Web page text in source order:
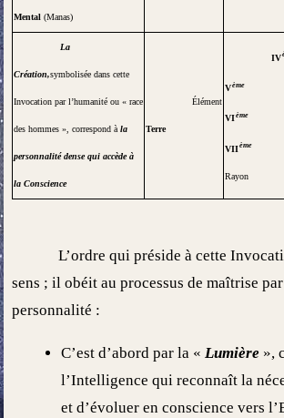
Mental (Manas)
La
Création,symbolisée dans cette
Invocation par l’humanité ou « race
des hommes », correspond àla
personnalité dense qui accède à
la Conscience
Élément
Terre
IV
Vème
VIème
VIIème
Rayon
L’ordre qui préside à cette
sens ; il obéit au processus de maîtrise
personnalité :
C’est d’abord par la « Lumière »,
l’Intelligence qui reconnaît la
et d’évoluer en conscience vers